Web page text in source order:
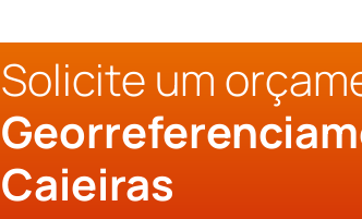
Solicite um
Caieiras